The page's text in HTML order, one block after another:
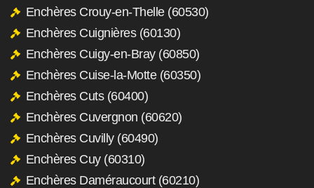
Enchères Crouy-en-Thelle (60530)
Enchères Cuignières (60130)
Enchères Cuigy-en-Bray (60850)
Enchères Cuise-la-Motte (60350)
Enchères Cuts (60400)
Enchères Cuvergnon (60620)
Enchères Cuvilly (60490)
Enchères Cuy (60310)
Enchères Daméraucourt (60210)